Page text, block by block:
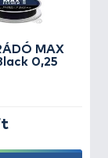
MAX
0,25